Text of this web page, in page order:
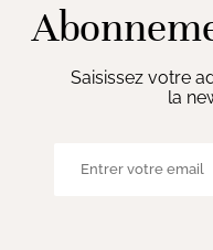
Saisissez votre
la